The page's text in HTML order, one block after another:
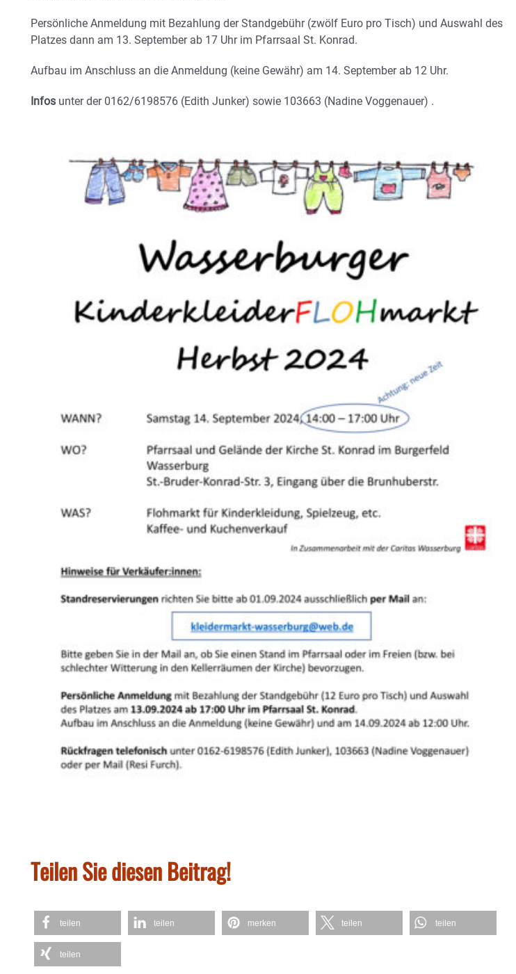
Persönliche Anmeldung mit Bezahlung der Standgebühr (zwölf Euro pro Tisch) und Auswahl des
Platzes dann am 13. September ab 17 Uhr im Pfarrsaal St. Konrad.
Aufbau im Anschluss an die Anmeldung (keine Gewähr) am 14. September ab 12 Uhr.
Infos unter der 0162/6198576 (Edith Junker) sowie 103663 (Nadine Voggenauer) .
Teilen Sie diesen Beitrag!
teilen teilen merken teilen teilen
teilen